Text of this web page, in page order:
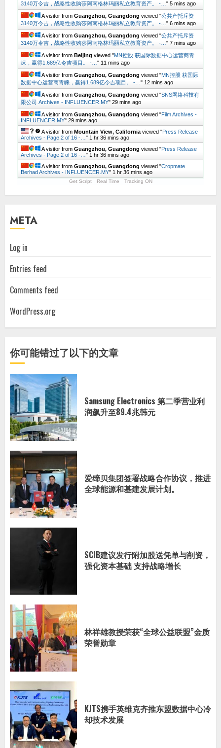
3140万令吉，战略性收购莎阿南格林玛丽私立教育资产。 -… " 5 mins ago
A visitor from Guangzhou, Guangdong viewed "公共产托斥资
3140万令吉，战略性收购莎阿南格林玛丽私立教育资产。 -… " 6 mins ago
A visitor from Guangzhou, Guangdong viewed "公共产托斥资
3140万令吉，战略性收购莎阿南格林玛丽私立教育资产。 -… " 7 mins ago
A visitor from Beijing viewed "MN控股 获国际数据中心运营商青
睐，赢得1.689亿令吉项目。 -… " 11 mins ago
A visitor from Guangzhou, Guangdong viewed "MN控股 获国际
数据中心运营商青睐，赢得1.689亿令吉项目。 -… " 12 mins ago
A visitor from Guangzhou, Guangdong viewed "SNS网络科技有
限公司 Archives - INFLUENCER.MY" 29 mins ago
A visitor from Guangzhou, Guangdong viewed "Film Archives -
INFLUENCER.MY" 29 mins ago
A visitor from Mountain View, California viewed "Press Release
Archives - Page 2 of 16 -… " 1 hr 36 mins ago
A visitor from Guangzhou, Guangdong viewed "Press Release
Archives - Page 2 of 16 -… " 1 hr 36 mins ago
A visitor from Guangzhou, Guangdong viewed "Cropmate
Berhad Archives - INFLUENCER.MY" 1 hr 36 mins ago
Get Script Real Time Tracking ON
META
Log in
Entries feed
Comments feed
WordPress.org
你可能错过了以下的文章
Samsung Electronics 第二季营业利
润飙升至89.4兆韩元
爱缔贝集团签署战略合作协议，推进
全球能源和基建发展计划。
SCIB建议发行附加股送凭单与削资，
强化资本基础 支持战略增长
林祥雄教授荣获“全球公益联盟”金质
荣誉勋章
KJTS携手英维克齐推东盟数据中心冷
却技术发展